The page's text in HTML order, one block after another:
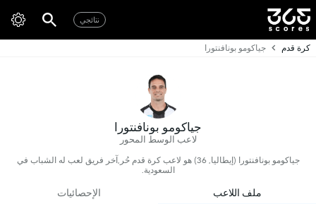
نتائجي
كرة قدم جياكومو بونافنتورا
جياكومو بونافنتورا
لاعب الوسط المحور
جياكومو بونافنتورا (إيطاليا, 36) هو لاعب كرة قدم حُر,آخر فريق لعب له الشباب في
السعودية.
ملف اللاعب الإحصائيات